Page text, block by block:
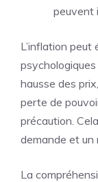
peuvent
L’inflation
hausse des
perte de
précaution.
demande et un
La